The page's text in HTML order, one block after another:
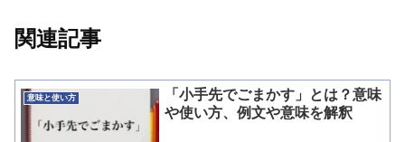
関連記事
意味と使い方
「小手先でごまかす」とは？意味
や使い方、例文や意味を解釈